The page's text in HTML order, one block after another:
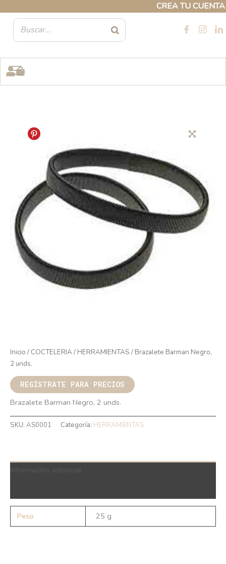
CREA TU CUENTA
contenido
Inicio / COCTELERIA/ HERRAMIENTAS / Brazalete Barman Negro,
2 unds.
REGÍSTRATE PARA PRECIOS
Brazalete Barman Negro, 2 unds.
SKU: AS0001 Categoría: HERRAMIENTAS
Peso 25 g